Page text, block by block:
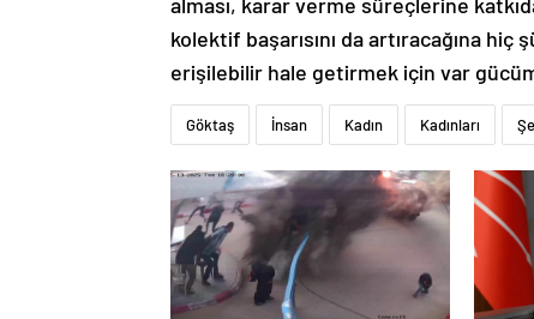
kolektif başarısını da artıracağına
erişilebilir hale getirmek için var
Göktaş İnsan Kadın Kadınları